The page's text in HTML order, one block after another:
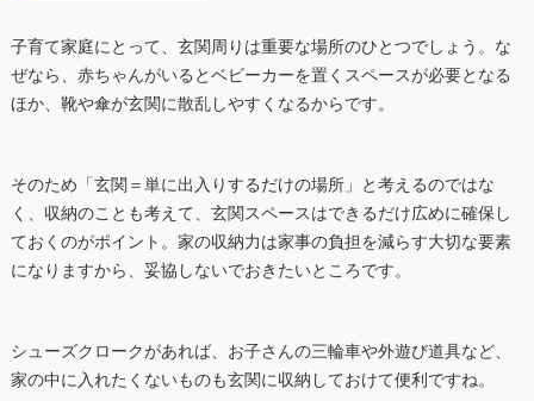
子育て家庭にとって、玄関周りは重要な場所のひとつでしょう。な
ぜなら、赤ちゃんがいるとベビーカーを置くスペースが必要となる
ほか、靴や傘が玄関に散乱しやすくなるからです。
そのため「玄関＝単に出入りするだけの場所」と考えるのではな
く、収納のことも考えて、玄関スペースはできるだけ広めに確保し
ておくのがポイント。家の収納力は家事の負担を減らす大切な要素
になりますから、妥協しないでおきたいところです。
シューズクロークがあれば、お子さんの三輪車や外遊び道具など、
家の中に入れたくないものも玄関に収納しておけて便利ですね。